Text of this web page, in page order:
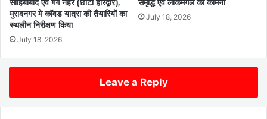
साहिबाबाद एवं गंग नहर (छोटा हरिद्वार),
मुरादनगर मे कॉवड यात्रा की तैयारियों का
स्थलीन निरीक्षण किया
July 18, 2026
समृद्धि एवं लोकमंगल की कामना
July 18, 2026
Leave a Reply